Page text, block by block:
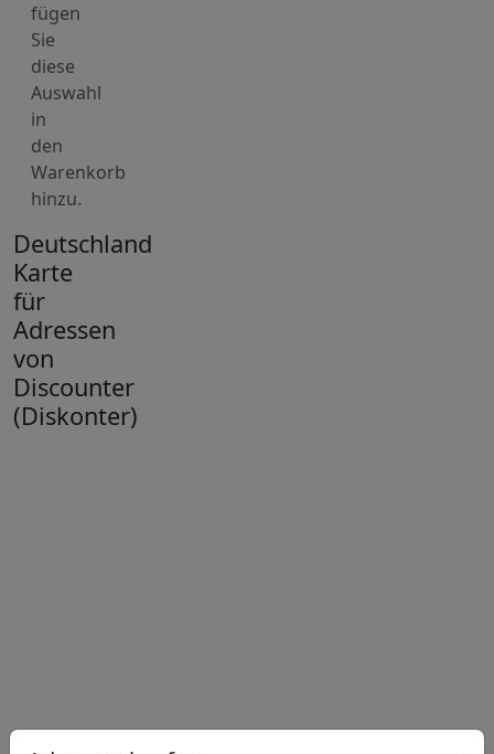
fügen
Sie
diese
Auswahl
in
den
Warenkorb
hinzu.
Deutschland
Karte
für
Adressen
von
Discounter
(Diskonter)
layers